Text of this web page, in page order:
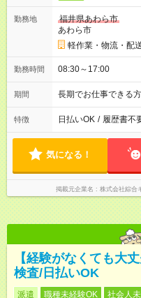
勤務地
福井県あわら市
あわら市
軽作業・物流・配
勤務時間 08:30～17:00
期間 長期でお仕事できる
特徴 日払いOK / 履歴書不
気になる！
掲載元企業名 株式会社綜合
【経験がなくても大
検査/日払いOK
派遣 職種未経験OK 社会人